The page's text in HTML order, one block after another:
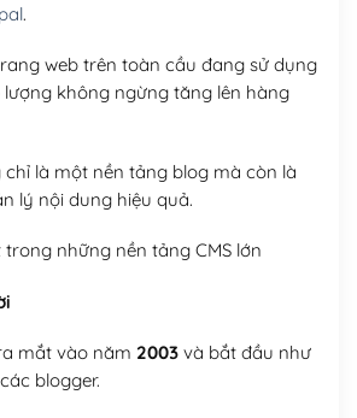
.
web trên toàn cầu đang sử dụng
lượng không ngừng tăng lên hàng
chỉ là một nền tảng blog mà còn là
lý nội dung hiệu quả.
những nền tảng CMS lớn
mắt vào năm 2003và bắt đầu như
blogger.